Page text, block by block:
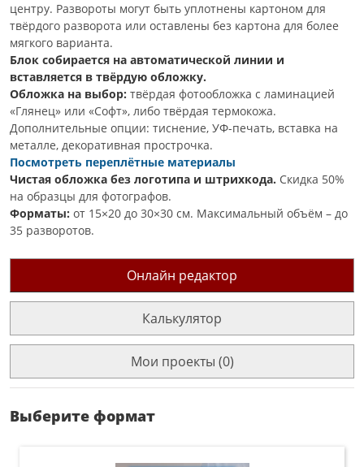
центру. Развороты могут быть уплотнены картоном для
твёрдого разворота или оставлены без картона для более
мягкого варианта.
Блок собирается на автоматической линии и
вставляется в твёрдую обложку.
Обложка на выбор: твёрдая фотообложка с ламинацией
«Глянец» или «Софт», либо твёрдая термокожа.
Дополнительные опции: тиснение, УФ-печать, вставка на
металле, декоративная прострочка.
Посмотреть переплётные материалы
Чистая обложка без логотипа и штрихкода. Скидка 50%
на образцы для фотографов.
Форматы: от 15×20 до 30×30 см. Максимальный объём – до
35 разворотов.
Онлайн редактор
Калькулятор
Мои проекты (0)
Выберите формат